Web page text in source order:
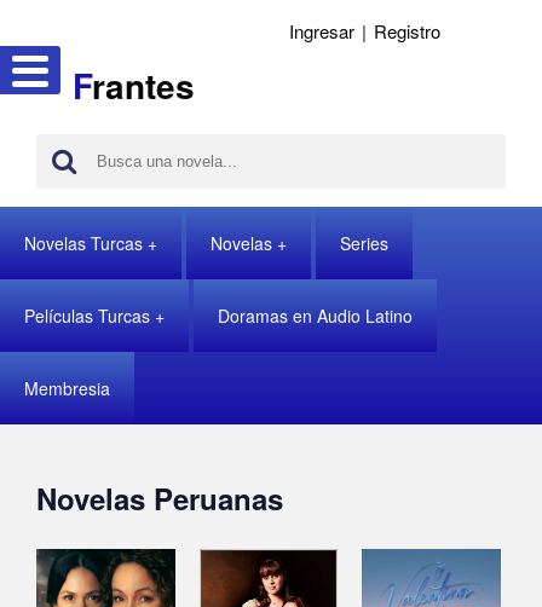
Frantes
Ingresar | Registro
Novelas Turcas Novelas Series
Películas Turcas Doramas en Audio Latino
Membresia
Novelas Peruanas